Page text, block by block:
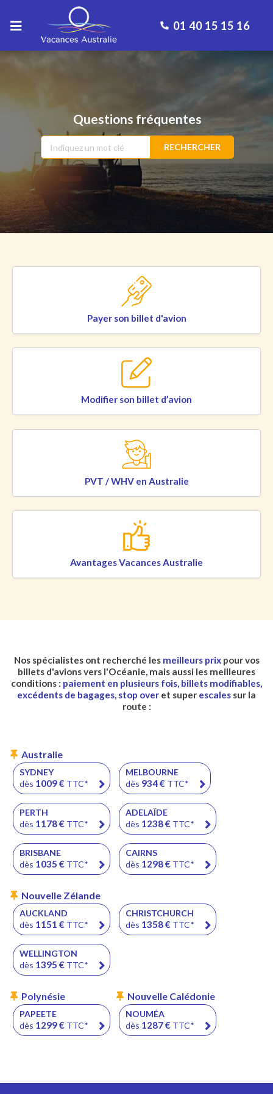
01 40 15 15 16
Questions fréquentes
RECHERCHER
Payer son billet d'avion
Modifier son billet d’avion
PVT / WHV en Australie
Avantages Vacances Australie
Nos spécialistes ont recherché les meilleurs prix pour vos
billets d'avions vers l'Océanie, mais aussi les meilleures
conditions : paiement en plusieurs fois, billets modifiables,
excédents de bagages, stop over et super escales sur la
route :
Australie
SYDNEY
dès 1009€ TTC*
MELBOURNE
dès 934€ TTC*
PERTH
dès 1178€ TTC*
ADELAÏDE
dès 1238€ TTC*
BRISBANE
dès 1035 € TTC*
CAIRNS
dès 1298€ TTC*
Nouvelle Zélande
AUCKLAND
dès 1151 € TTC*
CHRISTCHURCH
dès 1358€ TTC*
WELLINGTON
dès 1395 € TTC*
Polynésie
PAPEETE
dès 1299€ TTC*
Nouvelle Calédonie
NOUMÉA
dès 1287€ TTC*